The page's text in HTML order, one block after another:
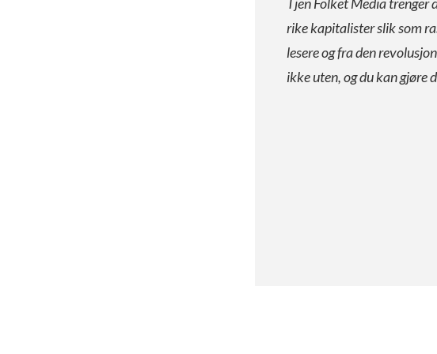
rike kapitalister slik som
lesere og fra den
ikke uten, og du kan gjøre